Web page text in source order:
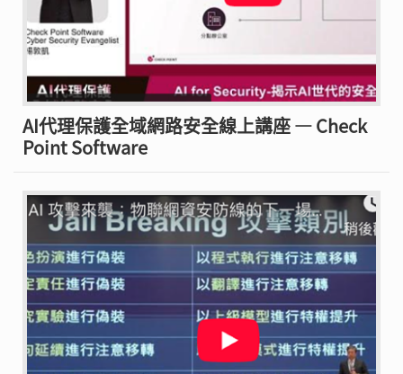
AI代理保護全域網路安全線上講座 — Check
Point Software